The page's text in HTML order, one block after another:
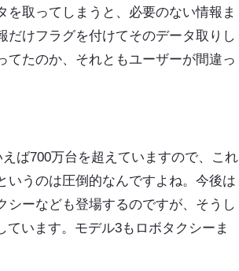
を取ってしまうと、必要のない情報ま
だけフラグを付けてそのデータ取りし
てたのか、それともユーザーが間違っ
ば700万台を超えていますので、これ
いうのは圧倒的なんですよね。今後は
シーなども登場するのですが、そうし
います。モデル3もロボタクシーま